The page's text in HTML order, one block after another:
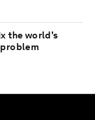
the world's